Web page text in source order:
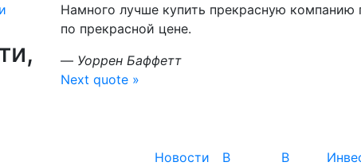
Намного лучше купить прекрасную
по прекрасной цене.
— Уоррен Баффетт
Next quote »
Новости
В
В